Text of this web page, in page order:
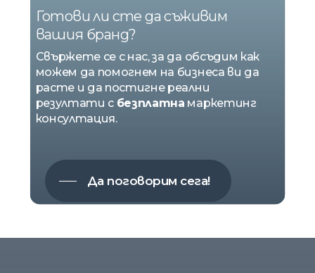
Готови ли сте да съживим
вашия бранд?
Свържете се с нас, за да обсъдим как
можем да помогнем на бизнеса ви да
расте и да постигне реални
резултати с безплатна маркетинг
консултация.
Да поговорим сега!